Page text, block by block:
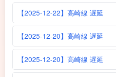
【2025-12-22】高崎線 遅延
【2025-12-20】高崎線 遅延
【2025-12-20】高崎線 遅延